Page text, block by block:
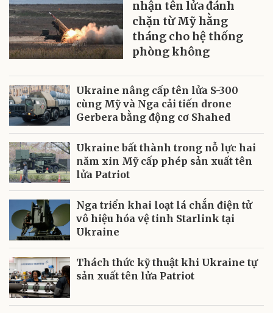
nhận tên lửa đánh
chặn từ Mỹ hằng
tháng cho hệ thống
phòng không
Ukraine nâng cấp tên lửa S-300
cùng Mỹ và Nga cải tiến drone
Gerbera bằng động cơ Shahed
Ukraine bất thành trong nỗ lực hai
năm xin Mỹ cấp phép sản xuất tên
lửa Patriot
Nga triển khai loạt lá chắn điện tử
vô hiệu hóa vệ tinh Starlink tại
Ukraine
Thách thức kỹ thuật khi Ukraine tự
sản xuất tên lửa Patriot